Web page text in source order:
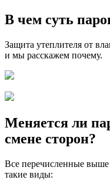
В чем суть
Защита утеплителя от
и мы расскажем почему.
Меняется ли
смене сторон?
Все перечисленные выше
такие виды: